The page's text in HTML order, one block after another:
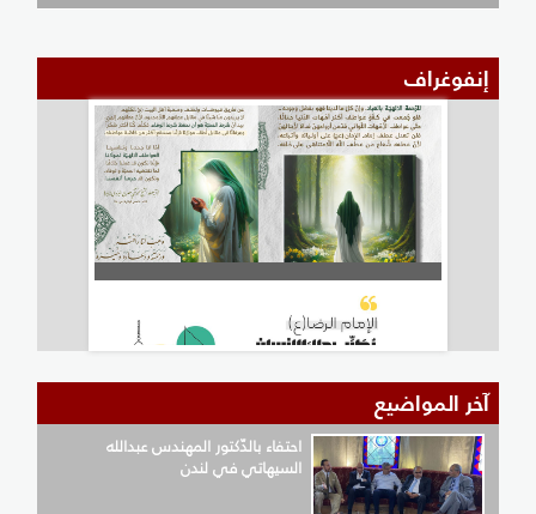
إنفوغراف
آخر المواضيع
احتفاء بالدّكتور المهندس عبدالله
السيهاتي في لندن